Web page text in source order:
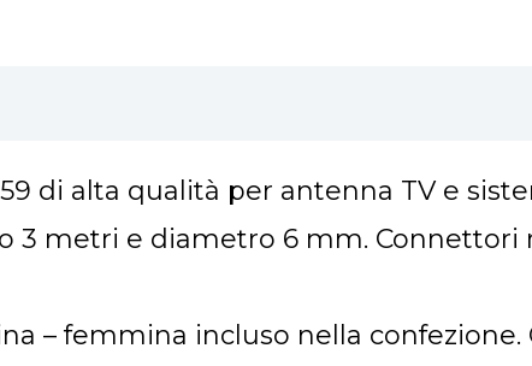
di alta qualità per antenna TV e
3 metri e diametro 6 mm.
– femmina incluso nella